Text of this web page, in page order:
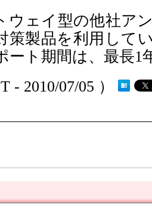
ウェイ型の他社ア
策製品を利用して
ート期間は、最長1
- 2010/07/05 ）